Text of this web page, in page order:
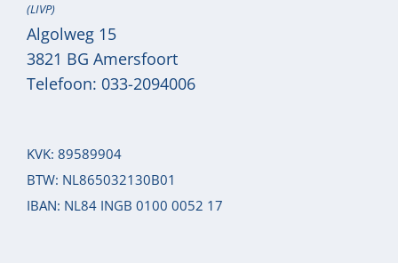
(LIVP)
Algolweg 15
3821 BG Amersfoort
Telefoon: 033-2094006
KVK: 89589904
BTW: NL865032130B01
IBAN: NL84 INGB 0100 0052 17